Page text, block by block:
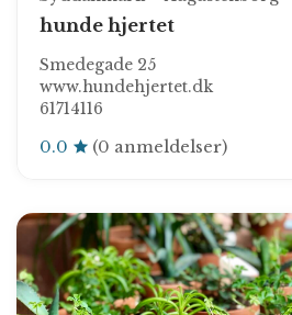
hunde hjertet
Smedegade 25
www.hundehjertet.dk
61714116
0.0 (0 anmeldelser)